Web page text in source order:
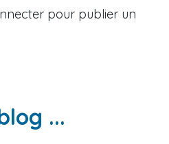
pour publier un
...